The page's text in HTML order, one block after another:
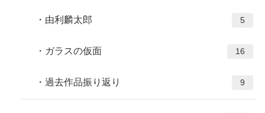
由利麟太郎 5
ガラスの仮面 16
過去作品振り返り 9